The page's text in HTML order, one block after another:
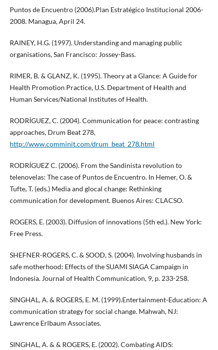
Puntos de Encuentro (2006).Plan Estratégico Institucional 2006-
2008. Managua, April 24.
RAINEY, H.G. (1997). Understanding and managing public
organisations, San Francisco: Jossey-Bass.
RIMER, B. & GLANZ, K. (1995). Theory at a Glance: A Guide for
Health Promotion Practice, U.S. Department of Health and
Human Services/National Institutes of Health.
RODRÍGUEZ, C. (2004). Communication for peace: contrasting
approaches, Drum Beat 278,
http://www.comminit.com/drum_beat_278.html
RODRÍGUEZ C. (2006). From the Sandinista revolution to
telenovelas: The case of Puntos de Encuentro. In Hemer, O. &
Tufte, T. (eds.) Media and glocal change: Rethinking
communication for development. Buenos Aires: CLACSO.
ROGERS, E. (2003). Diffusion of innovations (5th ed.). New York:
Free Press.
SHEFNER-ROGERS, C. & SOOD, S. (2004). Involving husbands in
safe motherhood: Effects of the SUAMI SIAGA Campaign in
Indonesia. Journal of Health Communication, 9, p. 233-258.
SINGHAL, A. & ROGERS, E. M. (1999).Entertainment-Education: A
communication strategy for social change. Mahwah, NJ:
Lawrence Erlbaum Associates.
SINGHAL, A. & & ROGERS, E. (2002). Combating AIDS: